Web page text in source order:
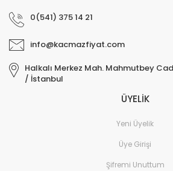
0(541) 375 14 21
info@kacmazfiyat.com
Halkalı Merkez Mah. Mahmutbey
/ İstanbul
ÜYELİK
Yeni Üyelik
Üye Girişi
Şifremi Unuttum